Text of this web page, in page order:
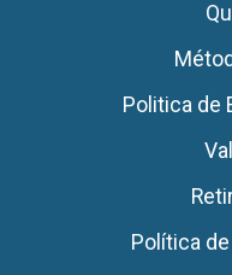
Politica de
Política